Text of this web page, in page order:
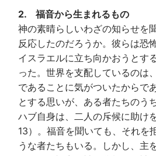
2. 福音から生まれるもの
神の素晴らしいわざの知らせを
反応したのだろうか。彼らは恐
イスラエルに立ち向かおうとす
った。世界を支配しているのは
であることに気がついたからで
とする思いが、ある者たちのう
ハブ自身は、二人の斥候に助け
13）。福音を聞いても、それを
うな者たちもいる。しかし、主